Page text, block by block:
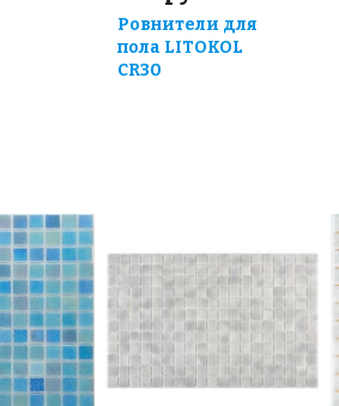
Ровнители для
пола LITOKOL
CR30